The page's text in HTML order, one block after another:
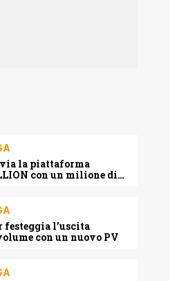
via la piattaforma
con un milione di
festeggia l’uscita
con un nuovo PV